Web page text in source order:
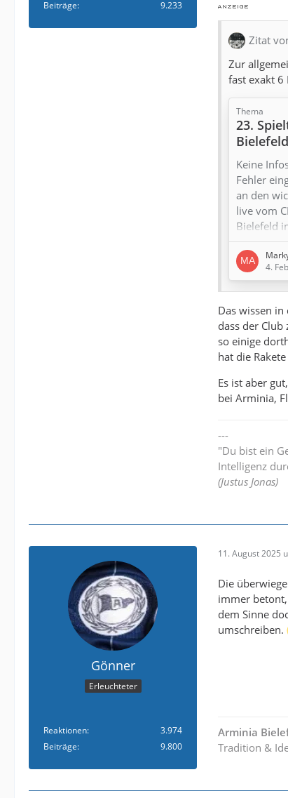
Beiträge
9.233
Zitat
Zur
fast exakt 6
Thema
23.
Bielefeld
Keine
Fehler
an den
live vom
Bielefeld
wieder
euch
4.
Das wissen
dass der
so einige
hat die
Es ist aber
bei Arminia,
---
"Du bist ein
Intelligenz
(Justus Jonas)
Gönner
Erleuchteter
Reaktionen
3.974
Beiträge
9.800
11. August 2025
Die
immer
dem Sinne
umschreiben.
Arminia
Tradition &